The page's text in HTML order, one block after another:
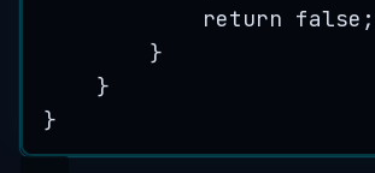
return false ;
}
}
}